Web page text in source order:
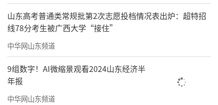
山东高考普通类常规批第2次志愿投档情况表出炉：超特招
线78分考生被广西大学“接住”
中华网山东频道
9组数字！AI微缩景观看2024山东经济半
年报
中华网山东频道